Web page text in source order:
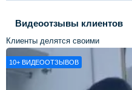
Видеоотзывы клиентов
Клиенты делятся своими
впечатлениями о нашей работе
10+ ВИДЕООТЗЫВОВ